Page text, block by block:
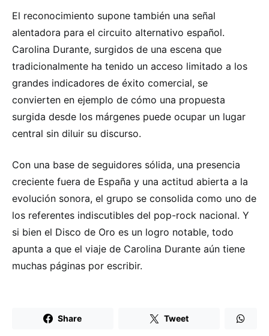
El reconocimiento supone también una señal
alentadora para el circuito alternativo español.
Carolina Durante, surgidos de una escena que
tradicionalmente ha tenido un acceso limitado a los
grandes indicadores de éxito comercial, se
convierten en ejemplo de cómo una propuesta
surgida desde los márgenes puede ocupar un lugar
central sin diluir su discurso.
Con una base de seguidores sólida, una presencia
creciente fuera de España y una actitud abierta a la
evolución sonora, el grupo se consolida como uno de
los referentes indiscutibles del pop-rock nacional. Y
si bien el Disco de Oro es un logro notable, todo
apunta a que el viaje de Carolina Durante aún tiene
muchas páginas por escribir.
Share Tweet